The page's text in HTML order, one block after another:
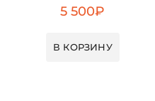
5 500₽
В КОРЗИНУ